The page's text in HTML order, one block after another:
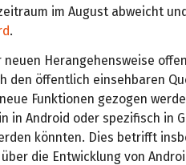
im August abweicht
.
neuen Herangehensweise
den öffentlich einsehbaren
Funktionen gezogen
in Android oder spezifisch in
könnten. Dies betrifft
die Entwicklung von